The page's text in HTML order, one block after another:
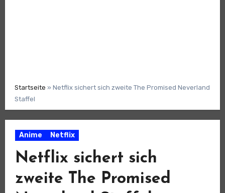
Startseite » Netflix sichert sich zweite The Promised Neverland
Staffel
Anime Netflix
Netflix sichert sich
zweite The Promised